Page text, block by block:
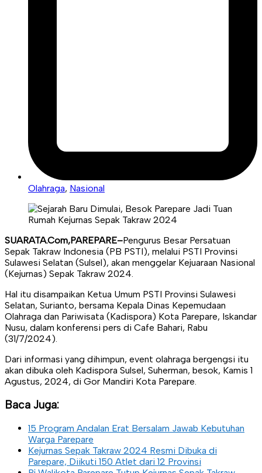
Olahraga, Nasional
SUARATA.Com,PAREPARE–Pengurus Besar Persatuan
Sepak Takraw Indonesia (PB PSTI), melalui PSTI Provinsi
Sulawesi Selatan (Sulsel), akan menggelar Kejuaraan Nasional
(Kejurnas) Sepak Takraw 2024.
Hal itu disampaikan Ketua Umum PSTI Provinsi Sulawesi
Selatan, Surianto, bersama Kepala Dinas Kepemudaan
Olahraga dan Pariwisata (Kadispora) Kota Parepare, Iskandar
Nusu, dalam konferensi pers di Cafe Bahari, Rabu
(31/7/2024).
Dari informasi yang dihimpun, event olahraga bergengsi itu
akan dibuka oleh Kadispora Sulsel, Suherman, besok, Kamis 1
Agustus, 2024, di Gor Mandiri Kota Parepare.
Baca Juga:
15 Program Andalan Erat Bersalam Jawab Kebutuhan
Warga Parepare
Kejurnas Sepak Takraw 2024 Resmi Dibuka di
Parepare, Diikuti 150 Atlet dari 12 Provinsi